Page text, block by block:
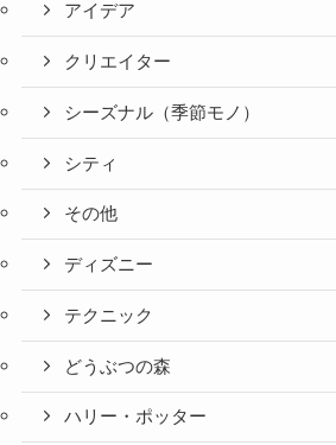
アイデア
クリエイター
シーズナル（季節モノ）
シティ
その他
ディズニー
テクニック
どうぶつの森
ハリー・ポッター